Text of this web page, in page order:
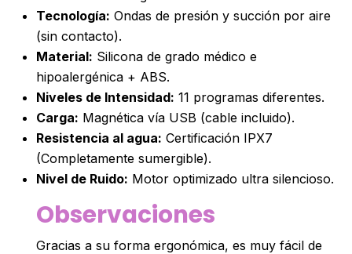
Tecnología: Ondas de presión y succión por aire
(sin contacto).
Material: Silicona de grado médico e
hipoalergénica + ABS.
Niveles de Intensidad: 11 programas diferentes.
Carga: Magnética vía USB (cable incluido).
Resistencia al agua: Certificación IPX7
(Completamente sumergible).
Nivel de Ruido: Motor optimizado ultra silencioso.
Observaciones
Gracias a su forma ergonómica, es muy fácil de